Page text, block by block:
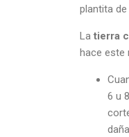
plantita
La tierra
hace este
6 u